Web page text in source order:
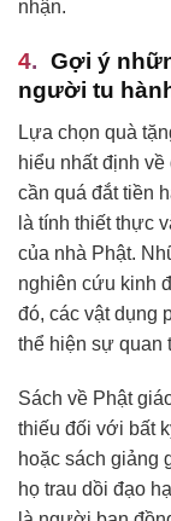
nhận.
Gợi ý
người tu
Lựa chọn quà
hiểu nhất định
cần quá đắt tiền
là tính thiết thực
của nhà Phật.
nghiên cứu kinh
đó, các vật dụng
thể hiện sự quan
Sách về Phật
thiếu đối với bất
hoặc sách giảng
họ trau dồi đạo